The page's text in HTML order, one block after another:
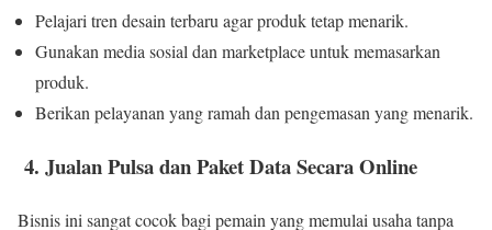
Pelajari tren desain terbaru agar produk tetap menarik.
Gunakan media sosial dan marketplace untuk memasarkan
produk.
Berikan pelayanan yang ramah dan pengemasan yang menarik.
4. Jualan Pulsa dan Paket Data Secara Online
Bisnis ini sangat cocok bagi pemain yang memulai usaha tanpa